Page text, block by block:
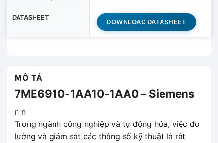
DATASHEET
DOWNLOAD DATASHEET
MÔ TẢ
7ME6910-1AA10-1AA0 – Siemens
n n
Trong ngành công nghiệp và tự động hóa, việc đo
lường và giám sát các thông số kỹ thuật là rất